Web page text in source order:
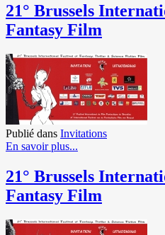
21° Brussels
Fantasy Film
Publié dans Invitations
En savoir plus...
21° Brussels
Fantasy Film